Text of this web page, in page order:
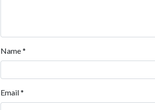
Name*
Email*